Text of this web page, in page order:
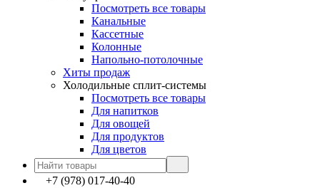
Посмотреть все товары
Канальные
Кассетные
Колонные
Напольно-потолочные
Хиты продаж
Холодильные сплит-системы
Посмотреть все товары
Для напитков
Для овощей
Для продуктов
Для цветов
+7 (978) 017-40-40